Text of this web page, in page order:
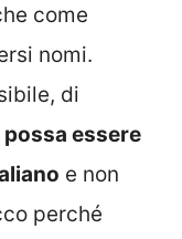
come
nomi.
di
possa essere
e non
perché